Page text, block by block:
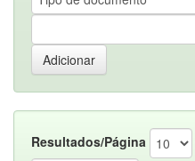
Resultados/Página